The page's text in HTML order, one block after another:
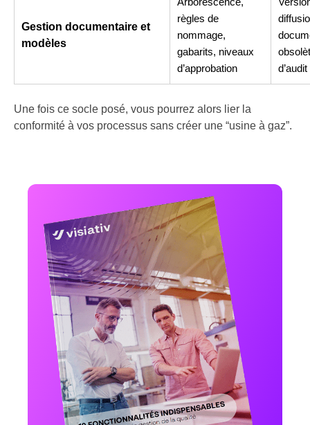
Gestion documentaire et
modèles
règles de
nommage,
gabarits, niveaux
d’approbation
d’audit
Une fois ce socle posé, vous pourrez alors lier la
conformité à vos processus sans créer une “usine à gaz”.